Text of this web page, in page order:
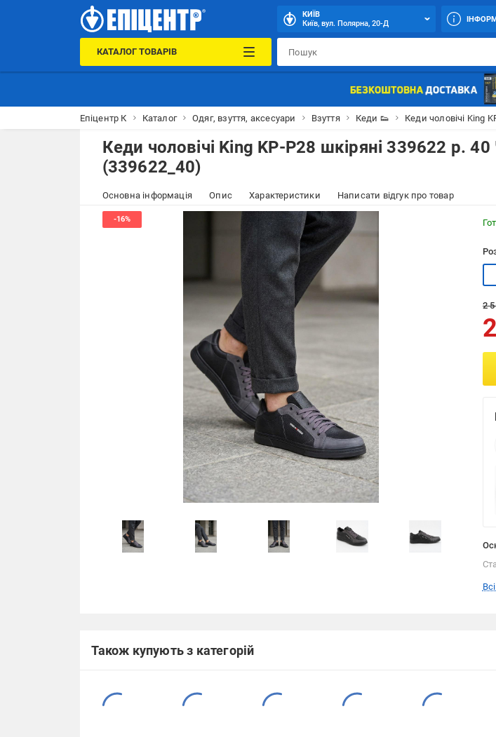
КИЇВ
Київ, вул. Полярна, 20-Д
КАТАЛОГ ТОВАРІВ
Епіцентр К Каталог Одяг, взуття, аксесуари Взуття Кеди 👟 Кеди чоловічі King
Кеди чоловічі King KP-P28 шкіряні 339622 р.
(339622_40)
Основна інформація Опис Характеристики Написати відгук про товар
2
Також купують з категорій